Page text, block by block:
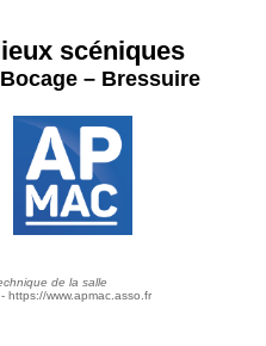
scéniques
– Bressuire
de la salle
https://www.apmac.asso.fr